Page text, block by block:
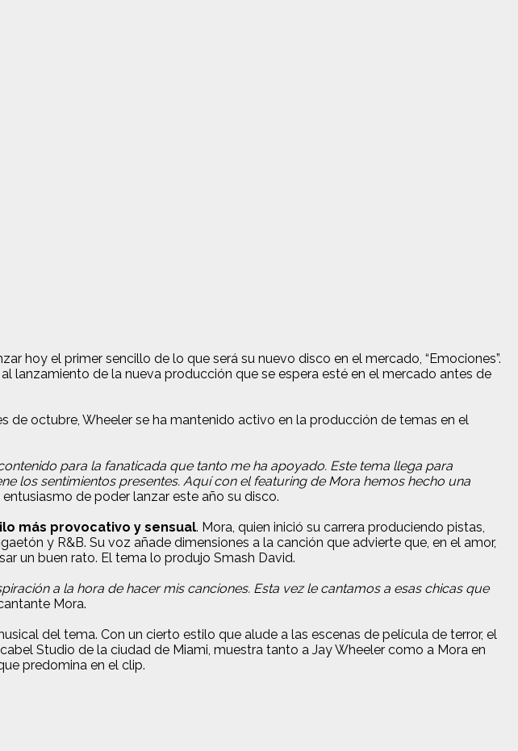
hoy el primer sencillo de lo que será su nuevo disco en el mercado, “Emociones”.
lanzamiento de la nueva producción que se espera esté en el mercado antes de
de octubre, Wheeler se ha mantenido activo en la producción de temas en el
para la fanaticada que tanto me ha apoyado. Este tema llega para
los sentimientos presentes. Aquí con el featuring de Mora hemos hecho una
entusiasmo de poder lanzar este año su disco.
más provocativo y sensual. Mora, quien inició su carrera produciendo pistas,
y R&B. Su voz añade dimensiones a la canción que advierte que, en el amor,
un buen rato. El tema lo produjo Smash David.
a la hora de hacer mis canciones. Esta vez le cantamos a esas chicas que
Mora.
del tema. Con un cierto estilo que alude a las escenas de película de terror, el
Studio de la ciudad de Miami, muestra tanto a Jay Wheeler como a Mora en
predomina en el clip.